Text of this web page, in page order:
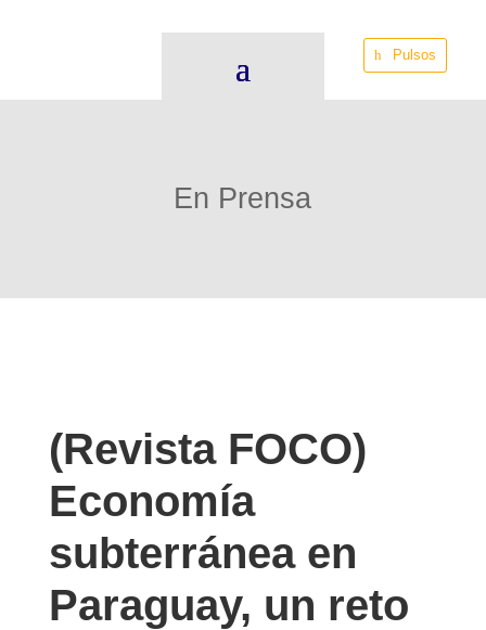
Pulsos
En Prensa
(Revista FOCO)
Economía
subterránea en
Paraguay, un reto